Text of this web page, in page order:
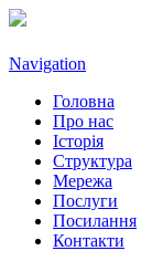
Navigation
Головна
Про нас
Історія
Структура
Мережа
Послуги
Посилання
Контакти